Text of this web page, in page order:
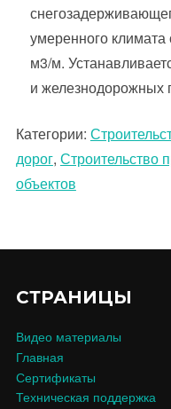
умеренного
м3/м.
и железнодорожных
Категории:
дорог, Строительство
объектов
СТРАНИЦЫ
Видео материалы
Главная
Сертификаты
Техническая поддержка